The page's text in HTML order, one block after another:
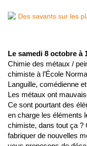
Le samedi 8 octobre à
Chimie des métaux /
chimiste à l’École
Languille, comédienne
Les métaux ont
Ce sont pourtant des
en charge les éléments
chimiste, dans tout ça ?
fabriquer de nouvelles